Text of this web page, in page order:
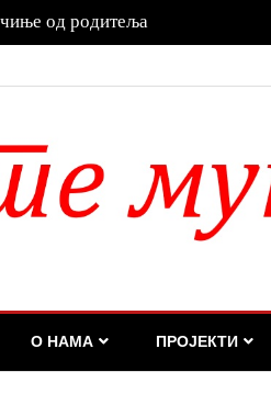
О НАМА ПРОЈЕКТИ